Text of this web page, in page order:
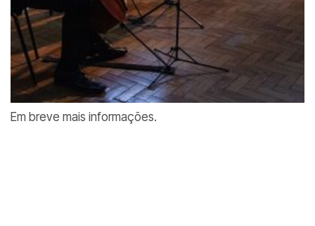
Em breve mais informações.